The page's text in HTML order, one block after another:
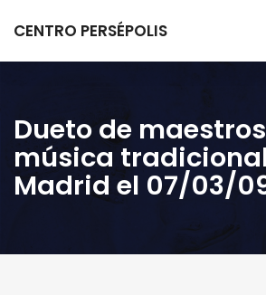
CENTRO PERSÉPOLIS
Dueto de
música
Madrid el 07/03/